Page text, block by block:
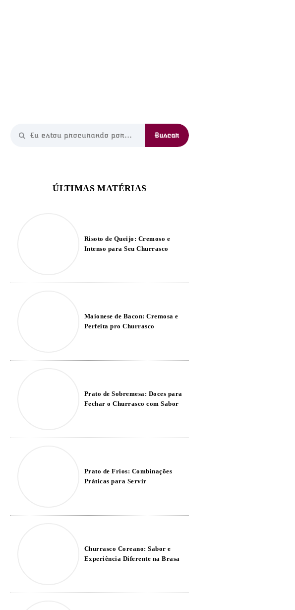
Risoto de Queijo: Cremoso e
Intenso para Seu Churrasco
Maionese de Bacon: Cremosa e
Perfeita pro Churrasco
Prato de Sobremesa: Doces para
Fechar o Churrasco com Sabor
Prato de Frios: Combinações
Práticas para Servir
Churrasco Coreano: Sabor e
Experiência Diferente na Brasa